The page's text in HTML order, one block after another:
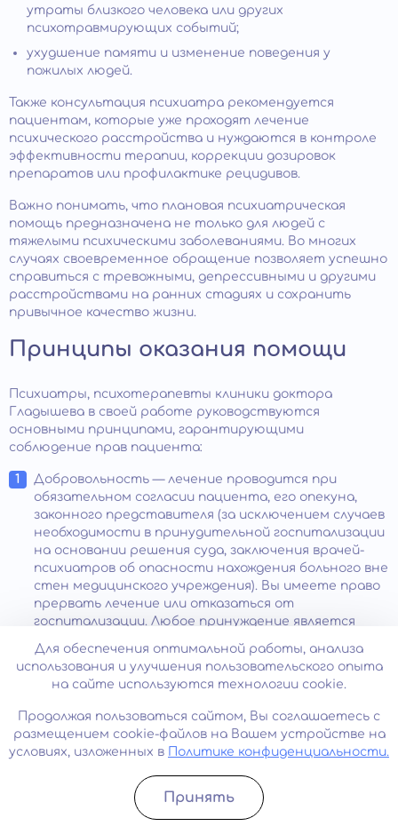
утраты близкого человека или других
психотравмирующих событий;
ухудшение памяти и изменение поведения у
пожилых людей.
Также консультация психиатра рекомендуется
пациентам, которые уже проходят лечение
психического расстройства и нуждаются в контроле
эффективности терапии, коррекции дозировок
препаратов или профилактике рецидивов.
Важно понимать, что плановая психиатрическая
помощь предназначена не только для людей с
тяжелыми психическими заболеваниями. Во многих
случаях своевременное обращение позволяет успешно
справиться с тревожными, депрессивными и другими
расстройствами на ранних стадиях и сохранить
привычное качество жизни.
Принципы оказания помощи
Психиатры, психотерапевты клиники доктора
Гладышева в своей работе руководствуются
основными принципами, гарантирующими
соблюдение прав пациента:
Добровольность — лечение проводится при
обязательном согласии пациента, его опекуна,
законного представителя (за исключением случаев
необходимости в принудительной госпитализации
на основании решения суда, заключения врачей-
психиатров об опасности нахождения больного вне
стен медицинского учреждения). Вы имеете право
прервать лечение или отказаться от
госпитализации. Любое принуждение является
Конфиденциальность – в нашем медцентре
проводят анонимное лечение, не требуется
никаких сведений о нашем пациенте, диагнозе,
способах лечения без письменного согласия
больного. Вы имеете право на доступ к своей
медицинской документации, получение копий
отдельных частей.
Записатьcя
Для обеспечения оптимальной работы, анализа
использования и улучшения пользовательского опыта
на сайте используются технологии cookie.
Продолжая пользоваться сайтом, Вы соглашаетесь с
размещением cookie-файлов на Вашем устройстве на
условиях, изложенных в
Политике конфиденциальности.
Принять